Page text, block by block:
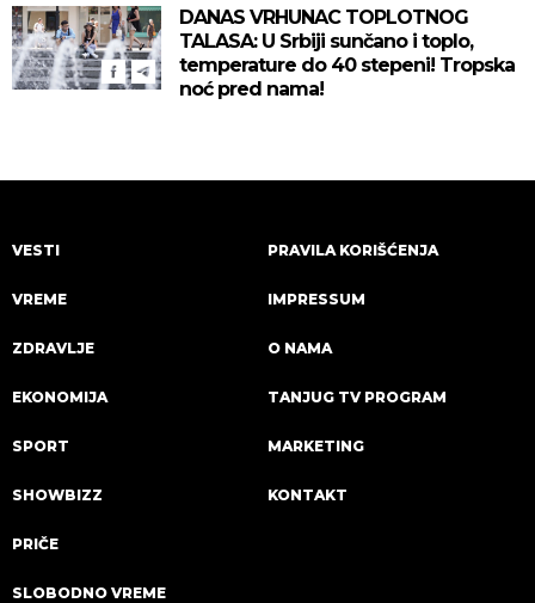
DANAS VRHUNAC TOPLOTNOG
TALASA: U Srbiji sunčano i toplo,
temperature do 40 stepeni! Tropska
noć pred nama!
VESTI
VREME
ZDRAVLJE
EKONOMIJA
SPORT
SHOWBIZZ
PRIČE
SLOBODNO VREME
PRAVILA KORIŠĆENJA
IMPRESSUM
O NAMA
TANJUG TV PROGRAM
MARKETING
KONTAKT